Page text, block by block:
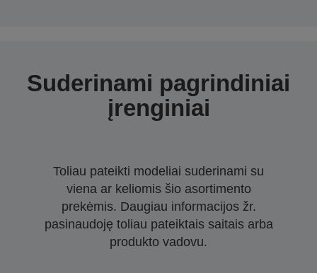
Suderinami pagrindiniai
įrenginiai
Toliau pateikti modeliai suderinami su
viena ar keliomis šio asortimento
prekėmis. Daugiau informacijos žr.
pasinaudoję toliau pateiktais saitais arba
produkto vadovu.